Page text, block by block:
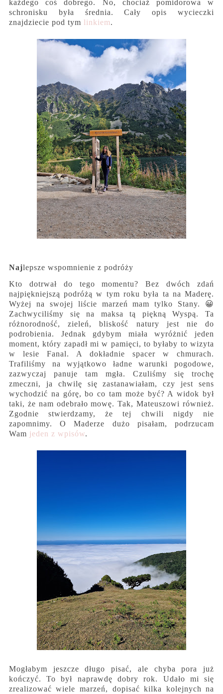
każdego coś dobrego. No, chociaż pomidorowa w
schronisku była średnia. Cały opis wycieczki
znajdziecie pod tym linkiem.
Najlepsze wspomnienie z podróży
Kto dotrwał do tego momentu? Bez dwóch zdań
najpiękniejszą podróżą w tym roku była ta na Maderę.
Wyżej na swojej liście marzeń mam tylko Stany. 😀
Zachwyciliśmy się na maksa tą piękną Wyspą. Ta
różnorodność, zieleń, bliskość natury jest nie do
podrobienia. Jednak gdybym miała wyróżnić jeden
moment, który zapadł mi w pamięci, to byłaby to wizyta
w lesie Fanal. A dokładnie spacer w chmurach.
Trafiliśmy na wyjątkowo ładne warunki pogodowe,
zazwyczaj panuje tam mgła. Czuliśmy się trochę
zmeczni, ja chwilę się zastanawiałam, czy jest sens
wychodzić na górę, bo co tam może być? A widok był
taki, że nam odebrało mowę. Tak, Mateuszowi również.
Zgodnie stwierdzamy, że tej chwili nigdy nie
zapomnimy. O Maderze dużo pisałam, podrzucam
Wam jeden z wpisów.
Mogłabym jeszcze długo pisać, ale chyba pora już
kończyć. To był naprawdę dobry rok. Udało mi się
zrealizować wiele marzeń, dopisać kilka kolejnych na